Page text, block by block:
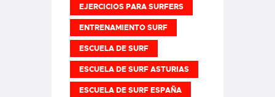
EJERCICIOS PARA SURFERS
ENTRENAMIENTO SURF
ESCUELA DE SURF
ESCUELA DE SURF ASTURIAS
ESCUELA DE SURF ESPAÑA